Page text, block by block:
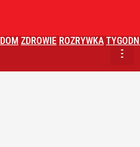
DOM ZDROWIE ROZRYWKA